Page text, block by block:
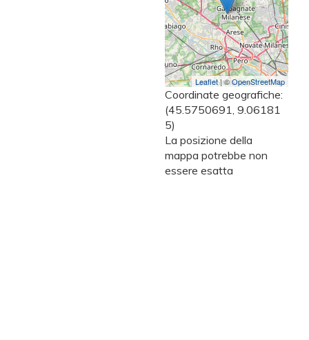
Leaflet| ©OpenStreetMap
Coordinate geografiche:
(45.5750691, 9.06181
5)
La posizione della
mappa potrebbe non
essere esatta